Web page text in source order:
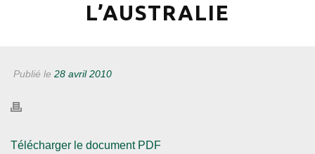
L’AUSTRALIE
Publié le 28 avril 2010
Télécharger le document PDF